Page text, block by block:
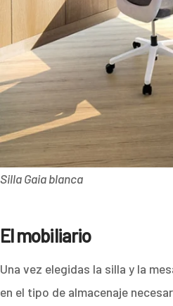
Silla Gaia blanca
El mobiliario
Una vez elegidas la silla y la
en el tipo de almacenaje